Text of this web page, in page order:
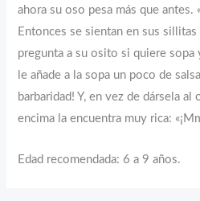
ahora su oso pesa más que antes.
Entonces se sientan en sus
pregunta a su osito si quiere sopa
le añade a la sopa un poco de
barbaridad! Y, en vez de dársela al
encima la encuentra muy rica:
Edad recomendada: 6 a 9 años.